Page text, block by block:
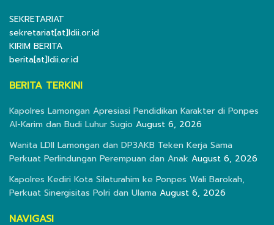
SEKRETARIAT
sekretariat[at]ldii.or.id
KIRIM BERITA
berita[at]ldii.or.id
BERITA TERKINI
Kapolres Lamongan Apresiasi Pendidikan Karakter di Ponpes
Al-Karim dan Budi Luhur Sugio August 6, 2026
Wanita LDII Lamongan dan DP3AKB Teken Kerja Sama
Perkuat Perlindungan Perempuan dan Anak August 6, 2026
Kapolres Kediri Kota Silaturahim ke Ponpes Wali Barokah,
Perkuat Sinergisitas Polri dan Ulama August 6, 2026
NAVIGASI